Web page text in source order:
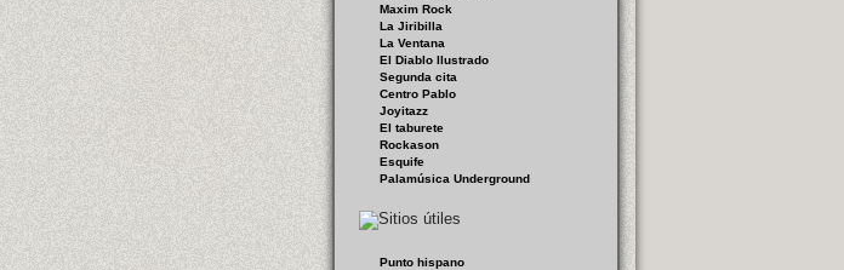
Maxim Rock
La Jiribilla
La Ventana
El Diablo Ilustrado
Segunda cita
Centro Pablo
Joyitazz
El taburete
Rockason
Esquife
Palamúsica Underground
Punto hispano